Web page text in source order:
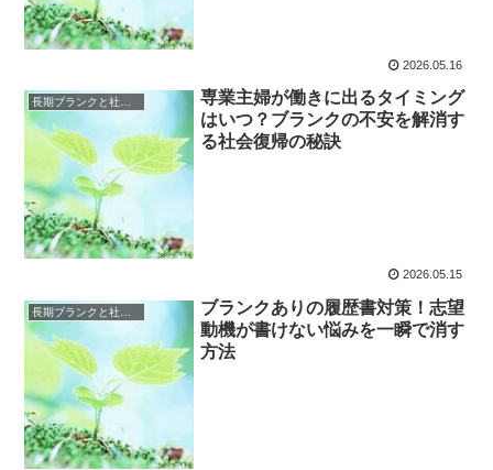
2026.05.16
長期ブランクと社会復帰の恐怖
専業主婦が働きに出るタイミング
はいつ？ブランクの不安を解消す
る社会復帰の秘訣
2026.05.15
長期ブランクと社会復帰の恐怖
ブランクありの履歴書対策！志望
動機が書けない悩みを一瞬で消す
方法